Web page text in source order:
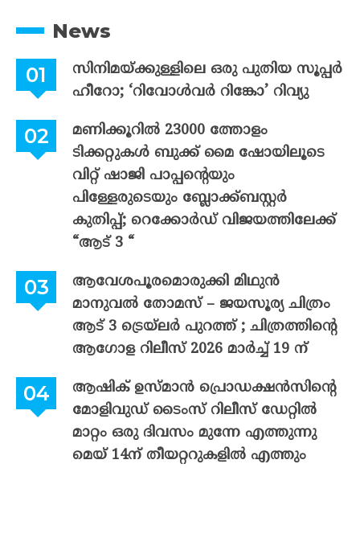
News
സിനിമയ്ക്കുള്ളിലെ ഒരു പുതിയ സൂപ്പർ
ഹീറോ; ‘റിവോൾവർ റിങ്കോ’ റിവ്യു
മണിക്കൂറിൽ 23000 ത്തോളം
ടിക്കറ്റുകൾ ബുക്ക് മൈ ഷോയിലൂടെ
വിറ്റ് ഷാജി പാപ്പന്റെയും
പിള്ളേരുടെയും ബ്ലോക്ക്ബസ്റ്റർ
കുതിപ്പ്; റെക്കോർഡ് വിജയത്തിലേക്ക്
“ആട് 3 “
ആവേശപൂരമൊരുക്കി മിഥുൻ
മാനുവൽ തോമസ് – ജയസൂര്യ ചിത്രം
ആട് 3 ട്രെയ്‌ലർ പുറത്ത് ; ചിത്രത്തിന്റെ
ആഗോള റിലീസ് 2026 മാർച്ച് 19 ന്
ആഷിക് ഉസ്മാൻ പ്രൊഡക്ഷൻസിന്റെ
മോളിവുഡ് ടൈംസ് റിലീസ് ഡേറ്റിൽ
മാറ്റം ഒരു ദിവസം മുന്നേ എത്തുന്നു
മെയ് 14ന് തീയറ്ററുകളിൽ എത്തും